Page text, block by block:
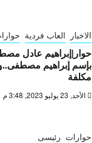
الاخبار العاب فردية
حوار|إبراهيم عادل
بإسم إبراهيم
مكلفة
الأحد, 23 يوليو 2023, 3:48 م
حوارات رئيسى